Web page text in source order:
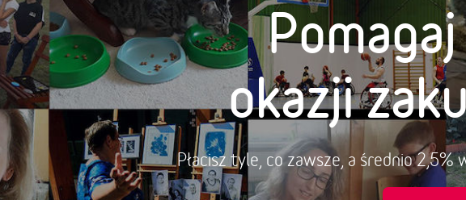
okazji
Płacisz tyle, co zawsze, a średnio